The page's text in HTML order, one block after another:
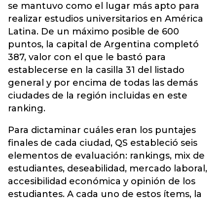
se mantuvo como el lugar más apto para
realizar estudios universitarios en América
Latina. De un máximo posible de 600
puntos, la capital de Argentina completó
387, valor con el que le bastó para
establecerse en la casilla 31 del listado
general y por encima de todas las demás
ciudades de la región incluidas en este
ranking.
Para dictaminar cuáles eran los puntajes
finales de cada ciudad, QS estableció seis
elementos de evaluación: rankings, mix de
estudiantes, deseabilidad, mercado laboral,
accesibilidad económica y opinión de los
estudiantes. A cada uno de estos ítems, la